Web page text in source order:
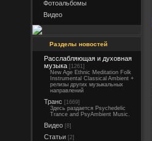
Фотоальбомы
Видео
Разделы новостей
Расслабляющая и духовная
музыка [1261]
New Age Ethnic Meditation Folk
Instrumental Classical Ambient +
релизы других музыкальных
направлений
Транс [1669]
Здесь раздается Psychedelic
Trance and PsyAmbient Music.
Видео [8]
Статьи [2]